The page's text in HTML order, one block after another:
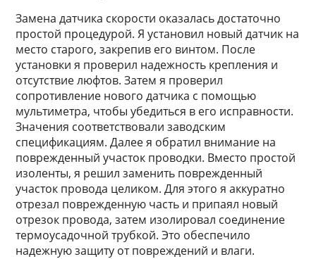
Замена датчика скорости оказалась достаточно
простой процедурой. Я установил новый датчик на
место старого, закрепив его винтом. После
установки я проверил надежность крепления и
отсутствие люфтов. Затем я проверил
сопротивление нового датчика с помощью
мультиметра, чтобы убедиться в его исправности.
Значения соответствовали заводским
спецификациям. Далее я обратил внимание на
поврежденный участок проводки. Вместо простой
изоленты, я решил заменить поврежденный
участок провода целиком. Для этого я аккуратно
отрезал поврежденную часть и припаял новый
отрезок провода, затем изолировал соединение
термоусадочной трубкой. Это обеспечило
надежную защиту от повреждений и влаги.